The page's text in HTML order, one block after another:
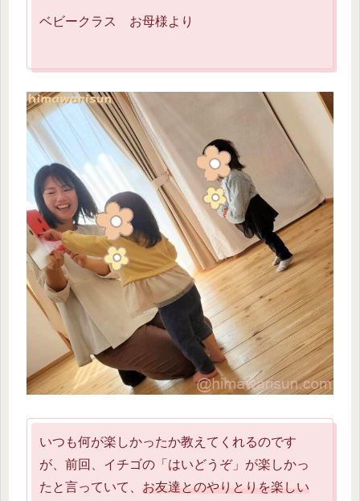
ベビークラス お母様より
いつも何が楽しかったか教えてくれるのです
が、前回、イチゴの「はいどうぞ」が楽しかっ
たと言っていて、 お友達とのやりとりを楽しい